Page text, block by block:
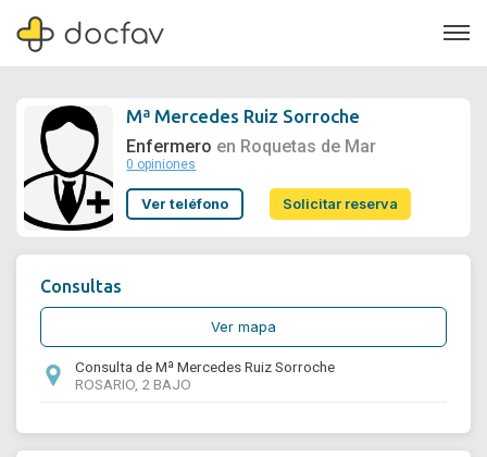
Soporte
Mª Mercedes Ruiz Sorroche
Enfermero en Roquetas de Mar
0 opiniones
Ver teléfono Solicitar reserva
Consultas
Ver mapa
Consulta de Mª Mercedes Ruiz Sorroche
ROSARIO, 2 BAJO